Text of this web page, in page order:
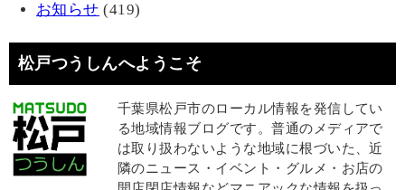
お知らせ (419)
松戸つうしんへようこそ
千葉県松戸市のローカル情報を発信してい
る地域情報ブログです。普通のメディアで
は取り扱わないような地域に根づいた、近
隣のニュース・イベント・グルメ・お店の